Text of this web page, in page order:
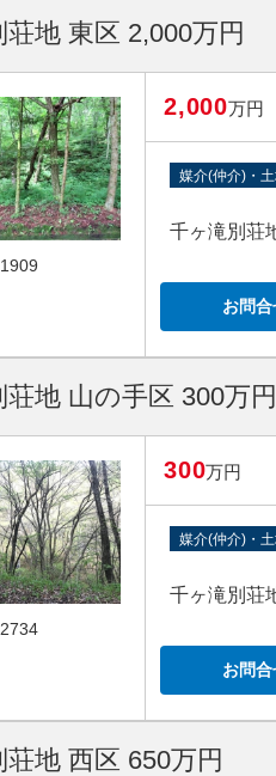
地 東区 2,000万円
2,000万円
媒介(仲介)・
千ヶ滝別荘
お問
地 山の手区 300万円
300万円
媒介(仲介)・
千ヶ滝別
お問
地 西区 650万円